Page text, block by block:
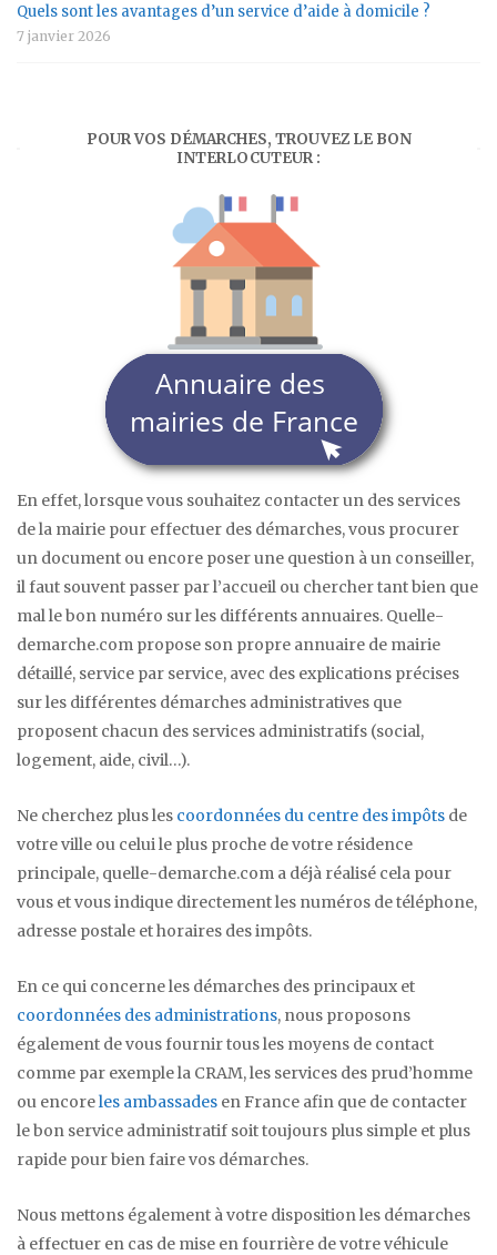
Quels sont les avantages d’un service d’aide à domicile ?
7 janvier 2026
POUR VOS DÉMARCHES, TROUVEZ LE BON
INTERLOCUTEUR :
En effet, lorsque vous souhaitez contacter un des services
de la mairie pour effectuer des démarches, vous procurer
un document ou encore poser une question à un conseiller,
il faut souvent passer par l’accueil ou chercher tant bien que
mal le bon numéro sur les différents annuaires. Quelle-
demarche.com propose son propre annuaire de mairie
détaillé, service par service, avec des explications précises
sur les différentes démarches administratives que
proposent chacun des services administratifs (social,
logement, aide, civil…).
Ne cherchez plus les coordonnées du centre des impôts de
votre ville ou celui le plus proche de votre résidence
principale, quelle-demarche.com a déjà réalisé cela pour
vous et vous indique directement les numéros de téléphone,
adresse postale et horaires des impôts.
En ce qui concerne les démarches des principaux et
coordonnées des administrations, nous proposons
également de vous fournir tous les moyens de contact
comme par exemple la CRAM, les services des prud’homme
ou encoreles ambassades en France afin que de contacter
le bon service administratif soit toujours plus simple et plus
rapide pour bien faire vos démarches.
Nous mettons également à votre disposition les démarches
à effectuer en cas de mise en fourrière de votre véhicule